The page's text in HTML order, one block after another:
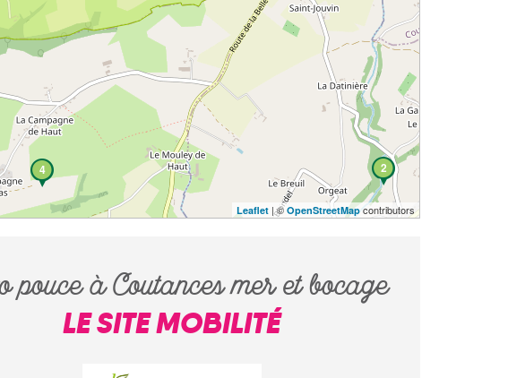
2
4
Leaflet | ©OpenStreetMap contributors
pouce à Coutances mer et bocage
LE SITE MOBILITÉ